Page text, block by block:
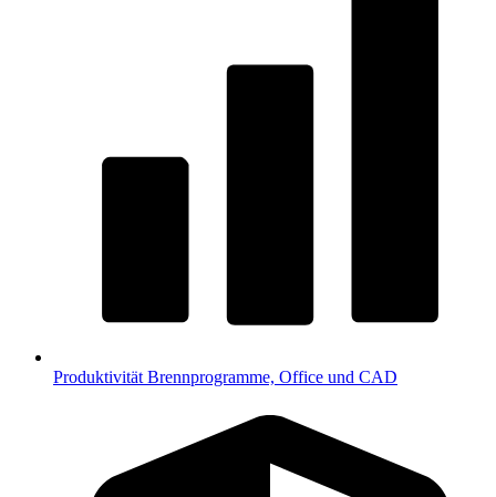
Produktivität Brennprogramme, Office und CAD